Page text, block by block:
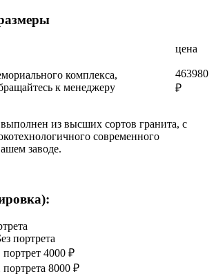
цена
комплекса,
к менеджеру
463980
₽
из высших сортов гранита, с
современного
заводе.
портрета
портрет 4000 ₽
портрета 8000 ₽